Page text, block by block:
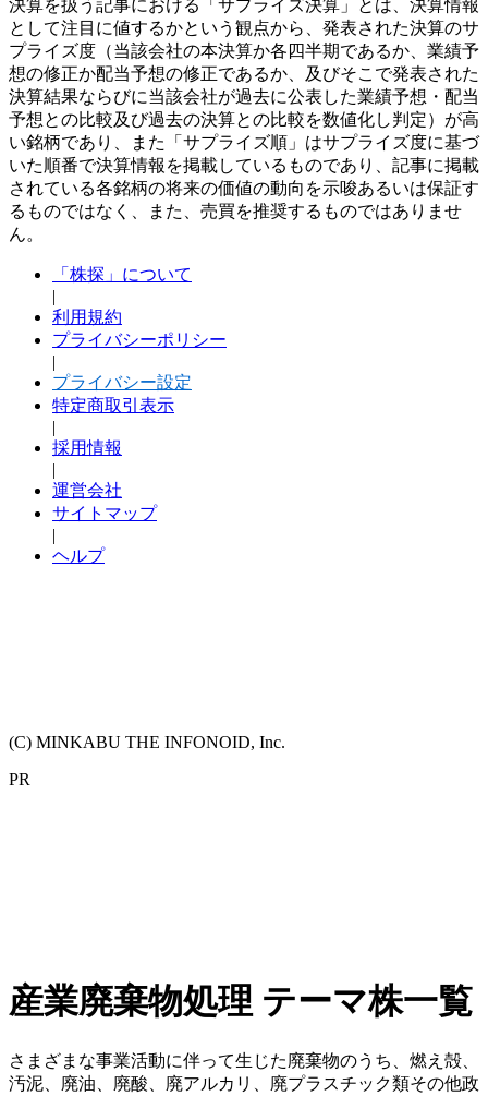
決算を扱う記事における「サプライズ決算」とは、決算情報
として注目に値するかという観点から、発表された決算のサ
プライズ度（当該会社の本決算か各四半期であるか、業績予
想の修正か配当予想の修正であるか、及びそこで発表された
決算結果ならびに当該会社が過去に公表した業績予想・配当
予想との比較及び過去の決算との比較を数値化し判定）が高
い銘柄であり、また「サプライズ順」はサプライズ度に基づ
いた順番で決算情報を掲載しているものであり、記事に掲載
されている各銘柄の将来の価値の動向を示唆あるいは保証す
るものではなく、また、売買を推奨するものではありませ
ん。
「株探」について
|
利用規約
プライバシーポリシー
|
プライバシー設定
特定商取引表示
|
採用情報
|
運営会社
サイトマップ
|
ヘルプ
(C) MINKABU THE INFONOID, Inc.
PR
産業廃棄物処理 テーマ株一覧
さまざまな事業活動に伴って生じた廃棄物のうち、燃え殻、
汚泥、廃油、廃酸、廃アルカリ、廃プラスチック類その他政